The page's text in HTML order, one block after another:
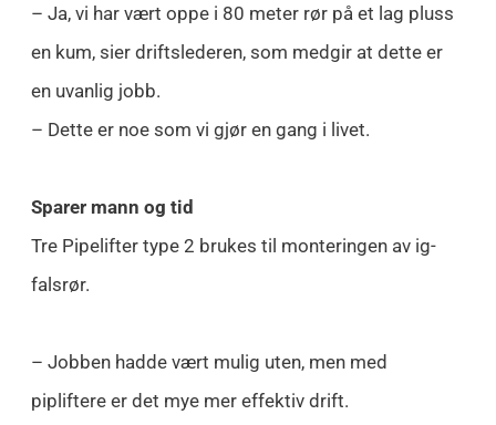
– Ja, vi har vært oppe i 80 meter rør på et lag pluss
en kum, sier driftslederen, som medgir at dette er
en uvanlig jobb.
– Dette er noe som vi gjør en gang i livet.
Sparer mann og tid
Tre Pipelifter type 2 brukes til monteringen av ig-
falsrør.
– Jobben hadde vært mulig uten, men med
pipliftere er det mye mer effektiv drift.